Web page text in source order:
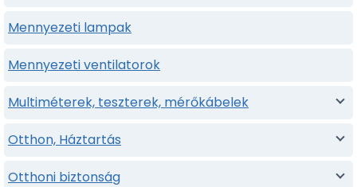
Mennyezeti lampak
Mennyezeti ventilatorok
Multiméterek, teszterek, mérőkábelek
Otthon, Háztartás
Otthoni biztonság